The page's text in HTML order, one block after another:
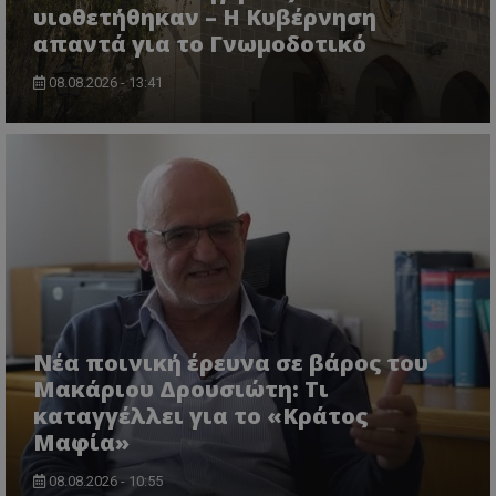
υιοθετήθηκαν – Η Κυβέρνηση
απαντά για το Γνωμοδοτικό
08.08.2026 - 13:41
Νέα ποινική έρευνα σε βάρος του
Μακάριου Δρουσιώτη: Τι
καταγγέλλει για το «Κράτος
Μαφία»
08.08.2026 - 10:55
ASP.NET_SessionId
Microsoft Corporation
VISITOR_PRIVACY_METADATA
YouTube
.youtube.com